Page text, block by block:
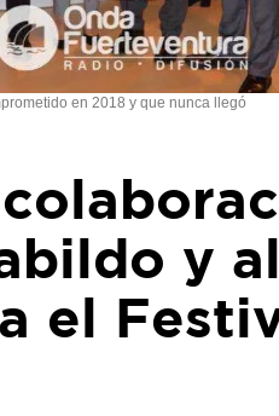
en 2018 y que nunca llegó
y
el